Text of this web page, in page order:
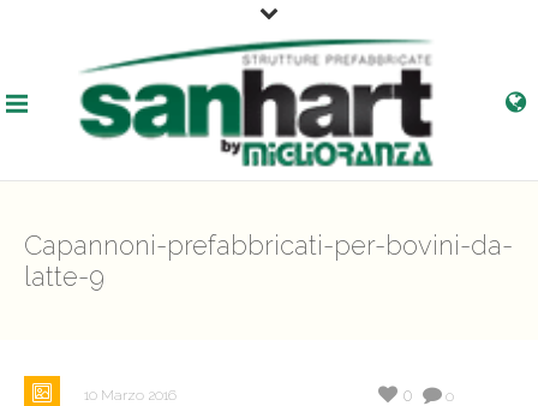
Capannoni-prefabbricati-per-bovini-da-
latte-9
10 Marzo 2016 0
0